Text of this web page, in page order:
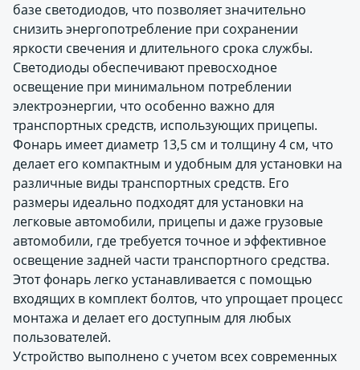
базе светодиодов, что позволяет значительно
снизить энергопотребление при сохранении
яркости свечения и длительного срока службы.
Светодиоды обеспечивают превосходное
освещение при минимальном потреблении
электроэнергии, что особенно важно для
транспортных средств, использующих прицепы.
Фонарь имеет диаметр 13,5 см и толщину 4 см, что
делает его компактным и удобным для установки на
различные виды транспортных средств. Его
размеры идеально подходят для установки на
легковые автомобили, прицепы и даже грузовые
автомобили, где требуется точное и эффективное
освещение задней части транспортного средства.
Этот фонарь легко устанавливается с помощью
входящих в комплект болтов, что упрощает процесс
монтажа и делает его доступным для любых
пользователей.
Устройство выполнено с учетом всех современных